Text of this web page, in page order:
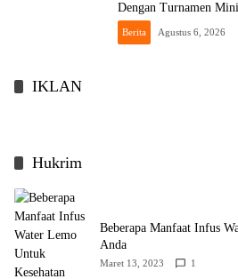
Dengan Turnamen
Berita Agustus 6, 2026
IKLAN
Hukrim
Beberapa Manfaat Infus
Anda
Maret 13, 2023 1